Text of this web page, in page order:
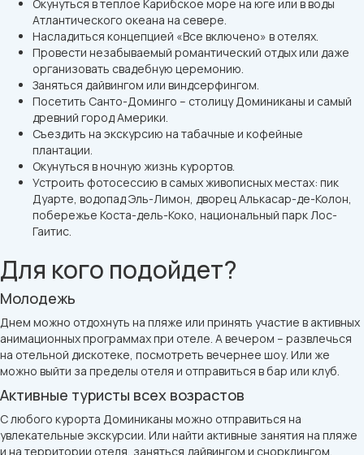
Окунуться в теплое Карибское море на юге или в воды
Атлантического океана на севере.
Насладиться концепцией «Все включено» в отелях.
Провести незабываемый романтический отдых или даже
организовать свадебную церемонию.
Заняться дайвингом или виндсерфингом.
Посетить Санто-Доминго – столицу Доминиканы и самый
древний город Америки.
Съездить на экскурсию на табачные и кофейные
плантации.
Окунуться в ночную жизнь курортов.
Устроить фотосессию в самых живописных местах: пик
Дуарте, водопад Эль-Лимон, дворец Алькасар-де-Колон,
побережье Коста-дель-Коко, национальный парк Лос-
Гаитис.
Для кого подойдет?
Молодежь
Днем можно отдохнуть на пляже или принять участие в активных
анимационных программах при отеле. А вечером – развлечься
на отельной дискотеке, посмотреть вечернее шоу. Или же
можно выйти за пределы отеля и отправиться в бар или клуб.
Активные туристы всех возрастов
С любого курорта Доминиканы можно отправиться на
увлекательные экскурсии. Или найти активные занятия на пляже
и на территории отеля, заняться дайвингом и снорклингом.